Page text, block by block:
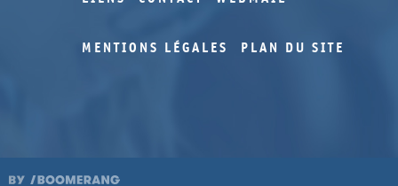
MENTIONS LÉGALES PLAN DU SITE